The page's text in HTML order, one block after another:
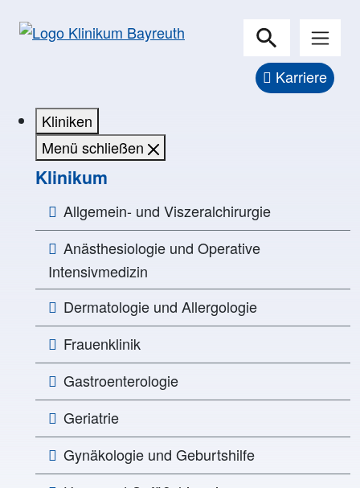
Karriere
Kliniken
Menü schließen
Klinikum
Allgemein- und Viszeralchirurgie
Anästhesiologie und Operative
Intensivmedizin
Dermatologie und Allergologie
Frauenklinik
Gastroenterologie
Geriatrie
Gynäkologie und Geburtshilfe